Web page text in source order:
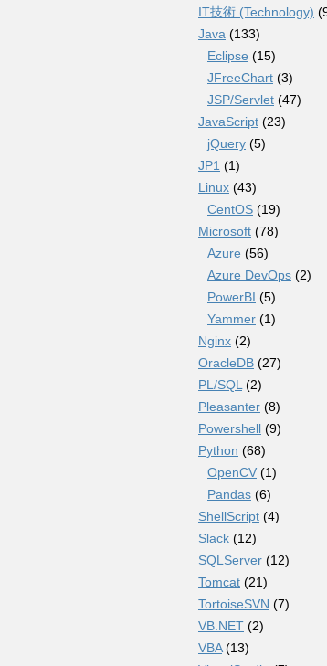
IT技術 (Technology)
Java (133)
Eclipse (15)
JFreeChart (3)
JSP/Servlet (47)
JavaScript (23)
jQuery (5)
JP1 (1)
Linux (43)
CentOS (19)
Microsoft (78)
Azure (56)
Azure DevOps (2)
PowerBI (5)
Yammer (1)
Nginx (2)
OracleDB (27)
PL/SQL (2)
Pleasanter (8)
Powershell (9)
Python (68)
OpenCV (1)
Pandas (6)
ShellScript (4)
Slack (12)
SQLServer (12)
Tomcat (21)
TortoiseSVN (7)
VB.NET (2)
VBA(13)